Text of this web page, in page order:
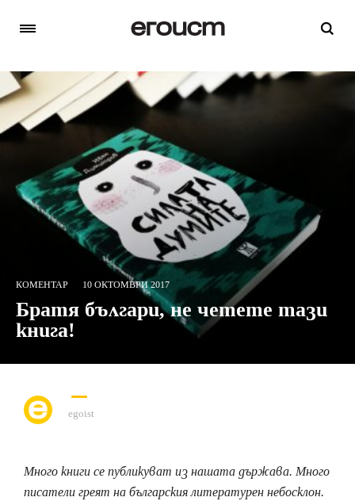
КОМЕНТАР 10 ОКТОМВРИ 2017
Братя българи, не четете тази
книга!
egoist
Много книги се публикуват из нашата държава. Много
писатели греят на българския литературен небосклон.